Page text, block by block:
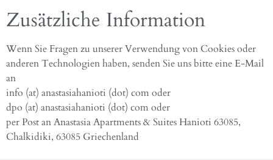
Zusätzliche Information
Wenn Sie Fragen zu unserer Verwendung von Cookies oder
anderen Technologien haben, senden Sie uns bitte eine E-Mail
an
info (at) anastasiahanioti (dot) com oder
dpo (at) anastasiahanioti (dot) com oder
per Post an Anastasia Apartments & Suites Hanioti 63085,
Chalkidiki, 63085 Griechenland